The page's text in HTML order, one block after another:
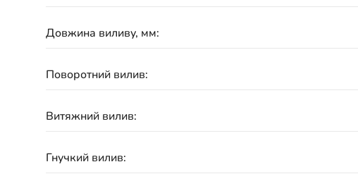
Довжина виливу, мм:
Поворотний вилив:
Витяжний вилив:
Гнучкий вилив: